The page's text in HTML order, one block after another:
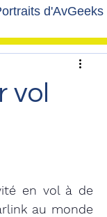
d'AvGeeks
Coté Coulisses
vol
en vol à de
au monde